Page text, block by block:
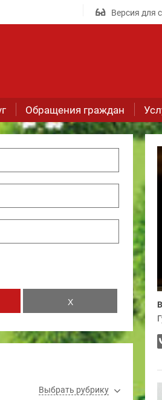
Версия для
Обращения граждан
Выбрать рубрику